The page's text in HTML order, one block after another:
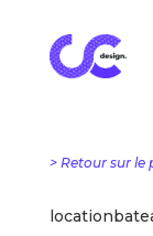
> Retour sur le